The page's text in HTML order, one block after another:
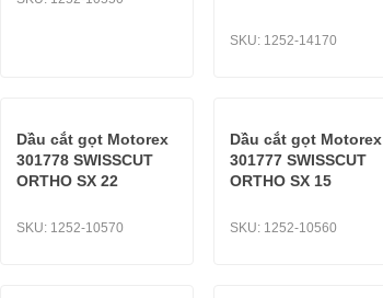
SKU: 1252-14170
Dầu cắt gọt Motorex
301778 SWISSCUT
ORTHO SX 22
SKU: 1252-10570
Dầu cắt gọt Motorex
301777 SWISSCUT
ORTHO SX 15
SKU: 1252-10560